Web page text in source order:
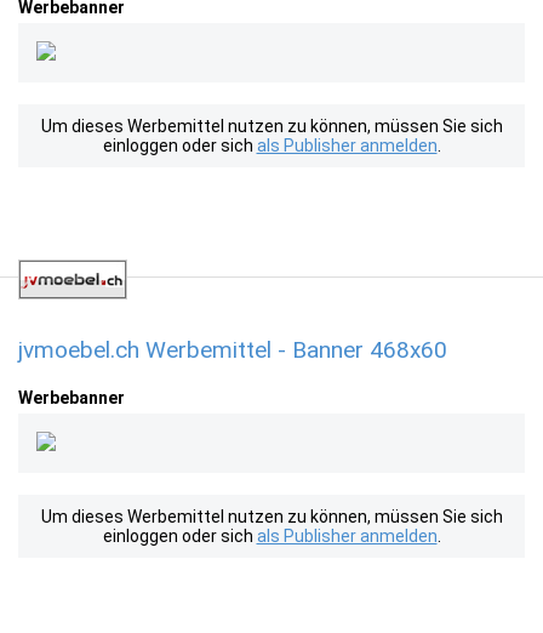
Werbebanner
Um dieses Werbemittel nutzen zu können, müssen Sie sich
einloggen oder sich als Publisher anmelden
jvmoebel.ch Werbemittel - Banner 468x60
Werbebanner
Um dieses Werbemittel nutzen zu können, müssen Sie sich
einloggen oder sich als Publisher anmelden